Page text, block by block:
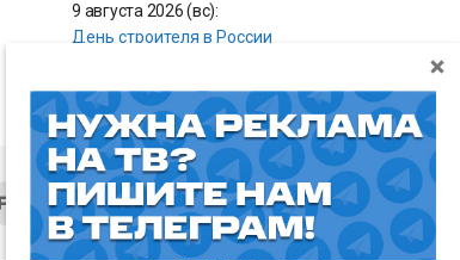
9 августа 2026 (вс):
День строителя в России
RUTUBE ОК ДЗЕН